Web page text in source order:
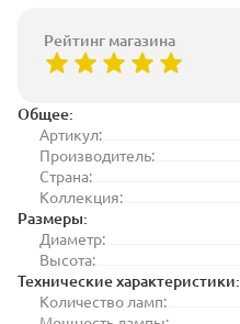
Общее:
Артикул:
Производитель:
Страна:
Коллекция:
Размеры:
Диаметр:
Высота:
Технические характеристики:
Количество ламп:
Рейтинг магазина